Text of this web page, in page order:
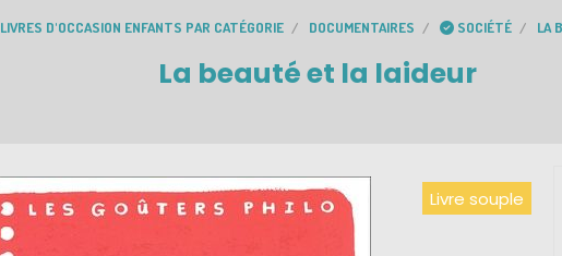
LIVRES D'OCCASION ENFANTS PAR CATÉGORIE DOCUMENTAIRES SOCIÉTÉ LA
La beauté et la laideur
Livre souple